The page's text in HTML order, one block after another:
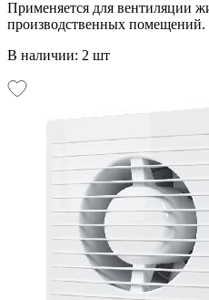
Применяется для вентиляции
производственных помещений.
В наличии: 2 шт